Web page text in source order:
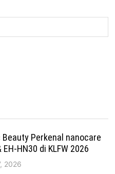
Perkenal nanocare
EH-HN30 di KLFW 2026
2026